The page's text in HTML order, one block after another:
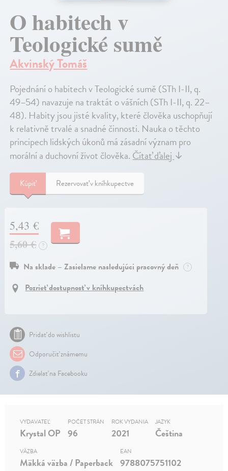
O habitech v
Teologické sumě
Akvinský Tomáš
Pojednání o habitech v Teologické sumě (STh I-II, q.
49–54) navazuje na traktát o vášních (STh I-II, q. 22–
48). Habity jsou jisté kvality, které člověka uschopňují
k relativně trvalé a snadné činnosti. Nauka o těchto
principech lidských úkonů má zásadní význam pro
morální a duchovní život člověka. Čítať ďalej ↓
Kúpiť Rezervovať v kníhkupectve
5,43 €
5,60 €
?
Na sklade – Zasielame nasledujúci pracovný deň ?
Pozrieť dostupnosť v kníhkupectvách
Pridať do wishlistu
Odporučiť známemu
Zdielať na Facebooku
VYDAVATEĽ
Krystal OP
POČET STRÁN
96
ROK VYDANIA
2021
JAZYK
Čeština
VÄZBA
Mäkká väzba / Paperback
EAN
9788075751102